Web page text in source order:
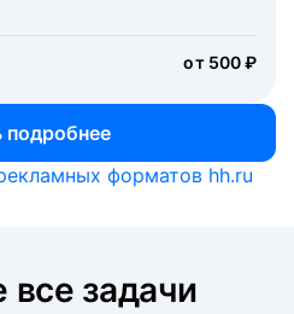
от 500 ₽
подробнее
форматов hh.ru